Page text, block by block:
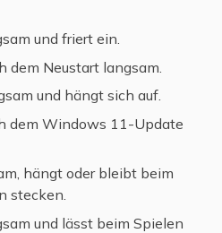
und friert ein.
dem Neustart langsam.
und hängt sich auf.
dem Windows 11-Update
hängt oder bleibt beim
stecken.
und lässt beim Spielen